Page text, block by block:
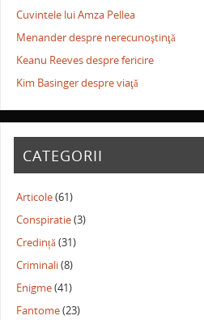
Cuvintele lui Amza Pellea
Menander despre nerecunoştinţă
Keanu Reeves despre fericire
Kim Basinger despre viaţă
CATEGORII
Articole(61)
Conspiratie(3)
Credință(31)
Criminali(8)
Enigme(41)
Fantome(23)